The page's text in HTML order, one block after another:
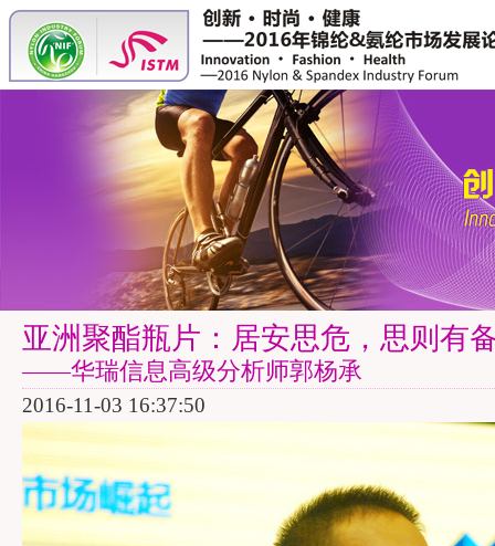
亚洲聚酯瓶片：居安思危，思则有
——华瑞信息高级分析师郭杨承
2016-11-03 16:37:50